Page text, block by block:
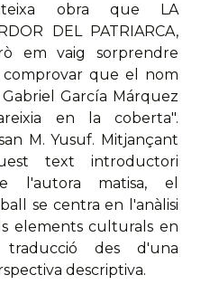
obra que LA
DEL PATRIARCA,
em vaig sorprendre
que el nom
García Márquez
en la coberta".
M. Yusuf. Mitjançant
text introductori
l'autora matisa, el
se centra en l'anàlisi
elements culturals en
traducció des d'una
descriptiva.